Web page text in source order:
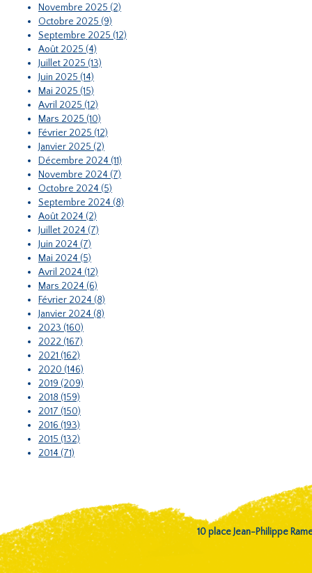
Novembre 2025 (2)
Octobre 2025 (9)
Septembre 2025 (12)
Août 2025 (4)
Juillet 2025 (13)
Juin 2025 (14)
Mai 2025 (15)
Avril 2025 (12)
Mars 2025 (10)
Février 2025 (12)
Janvier 2025 (2)
Décembre 2024 (11)
Novembre 2024 (7)
Octobre 2024 (5)
Septembre 2024 (8)
Août 2024 (2)
Juillet 2024 (7)
Juin 2024 (7)
Mai 2024 (5)
Avril 2024 (12)
Mars 2024 (6)
Février 2024 (8)
Janvier 2024 (8)
2023 (160)
2022 (167)
2021 (162)
2020 (146)
2019 (209)
2018 (159)
2017 (150)
2016 (193)
2015 (132)
2014 (71)
10 place Jean-Philippe